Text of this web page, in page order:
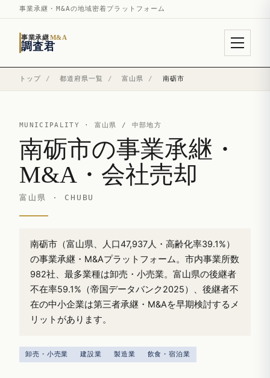
事業承継・M&Aの地域密着プラットフォーム
事業承継M&A
調査君
トップ / 都道府県一覧 / 富山県 / 南砺市
MUNICIPALITY · 富山県 / 中部地方
南砺市の事業承継・
M&A・会社売却
富山県 · CHUBU
南砺市（富山県、人口47,937人・高齢化率39.1%）
の事業承継・M&Aプラットフォーム。市内事業所数
982社、最多業種は卸売・小売業。富山県の後継者
不在率59.1%（帝国データバンク2025）、後継者不
在の中小企業は第三者承継・M&Aを早期検討するメ
リットがあります。
卸売・小売業 建設業 製造業 飲食・宿泊業